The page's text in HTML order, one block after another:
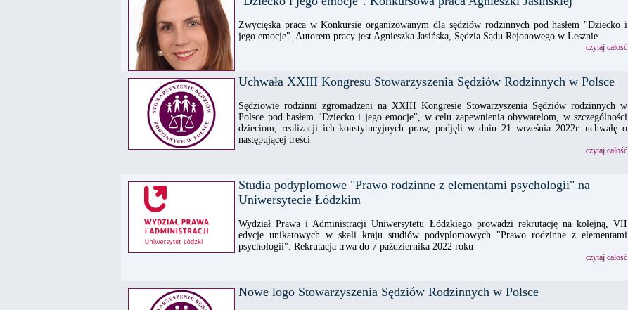
Zwycięska praca w Konkursie organizowanym dla sędziów rodzinnych pod hasłem "Dziecko i
jego emocje". Autorem pracy jest Agnieszka Jasińska, Sędzia Sądu Rejonowego w Lesznie.
czytaj całość
Uchwała XXIII Kongresu Stowarzyszenia Sędziów Rodzinnych w Polsce
Sędziowie rodzinni zgromadzeni na XXIII Kongresie Stowarzyszenia Sędziów rodzinnych w
Polsce pod hasłem "Dziecko i jego emocje", w celu zapewnienia obywatelom, w szczególności
dzieciom, realizacji ich konstytucyjnych praw, podjęli w dniu 21 września 2022r. uchwałę o
następującej treści
czytaj całość
Studia podyplomowe "Prawo rodzinne z elementami psychologii" na
Uniwersytecie Łódzkim
Wydział Prawa i Administracji Uniwersytetu Łódzkiego prowadzi rekrutację na kolejną, VII
edycję unikatowych w skali kraju studiów podyplomowych "Prawo rodzinne z elementami
psychologii". Rekrutacja trwa do 7 października 2022 roku
czytaj całość
Nowe logo Stowarzyszenia Sędziów Rodzinnych w Polsce